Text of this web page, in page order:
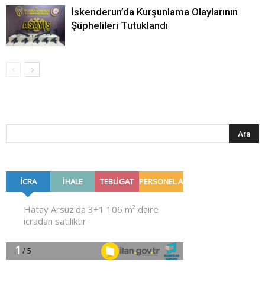
İskenderun’da Kurşunlama Olaylarının
Şüphelileri Tutuklandı